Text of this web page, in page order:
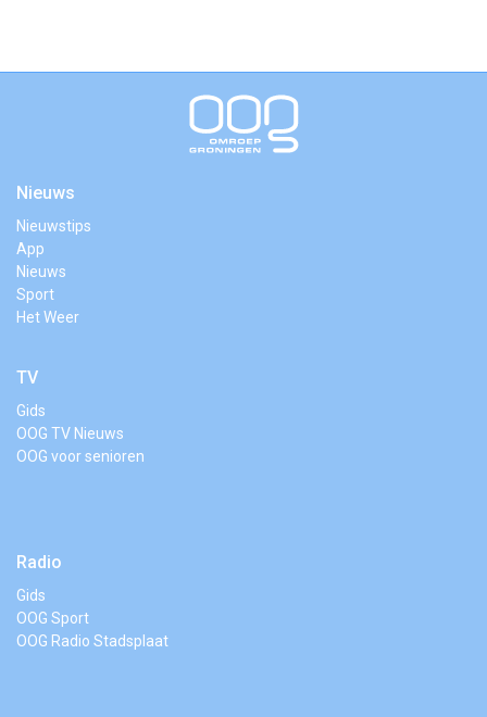
Nieuws
Nieuwstips
App
Nieuws
Sport
Het Weer
TV
Gids
OOG TV Nieuws
OOG voor senioren
Radio
Gids
OOG Sport
OOG Radio Stadsplaat